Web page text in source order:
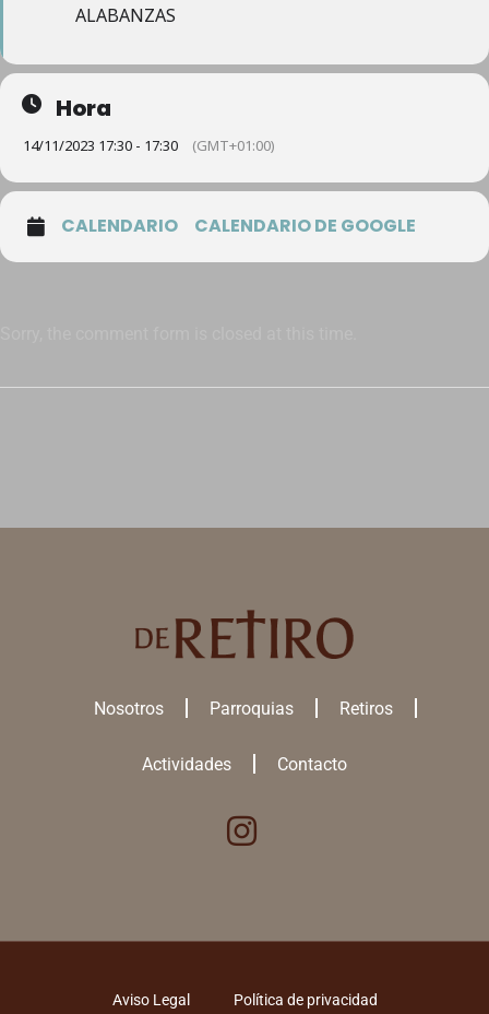
ALABANZAS
Hora
14/11/2023 17:30 - 17:30 (GMT+01:00)
CALENDARIO CALENDARIO DE GOOGLE
Nosotros Parroquias Retiros
Actividades Contacto
Aviso Legal Política de privacidad
RECHAZAR